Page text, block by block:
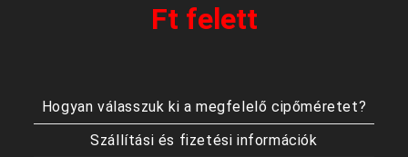
Ft felett
Hogyan válasszuk ki a megfelelő cipőméretet?
Szállítási és fizetési információk